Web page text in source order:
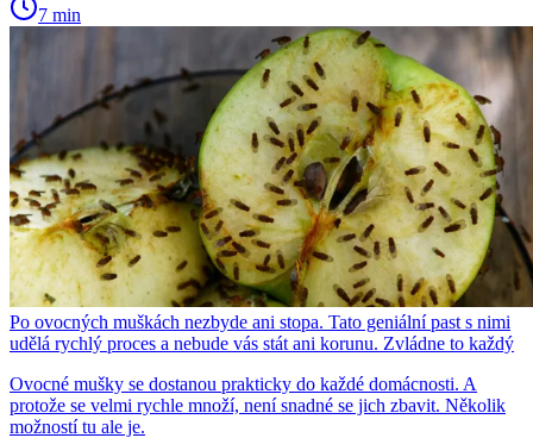
7 min
Po ovocných muškách nezbyde ani stopa. Tato geniální past s nimi
udělá rychlý proces a nebude vás stát ani korunu. Zvládne to každý
Ovocné mušky se dostanou prakticky do každé domácnosti. A
protože se velmi rychle množí, není snadné se jich zbavit. Několik
možností tu ale je.